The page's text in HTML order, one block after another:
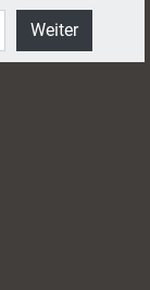
Weiter